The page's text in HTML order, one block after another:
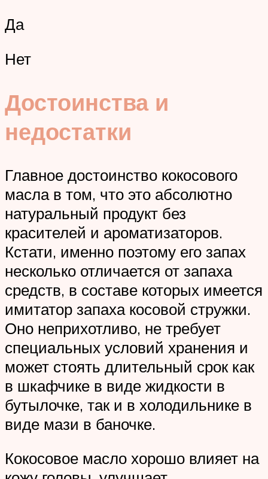
Да
Нет
Достоинства и
недостатки
Главное достоинство кокосового
масла в том, что это абсолютно
натуральный продукт без
красителей и ароматизаторов.
Кстати, именно поэтому его запах
несколько отличается от запаха
средств, в составе которых имеется
имитатор запаха косовой стружки.
Оно неприхотливо, не требует
специальных условий хранения и
может стоять длительный срок как
в шкафчике в виде жидкости в
бутылочке, так и в холодильнике в
виде мази в баночке.
Кокосовое масло хорошо влияет на